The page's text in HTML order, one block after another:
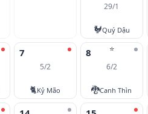
29/1
🐓Quý Dậu
7
5/2
🐈Kỷ Mão
⭐
8
6/2
🐉Canh Thìn